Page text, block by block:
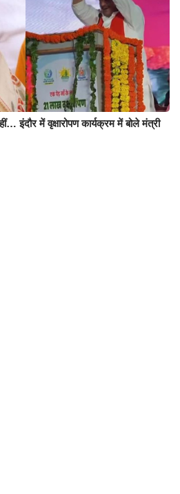
इंदौर में वृक्षारोपण कार्यक्रम में बोले मंत्री